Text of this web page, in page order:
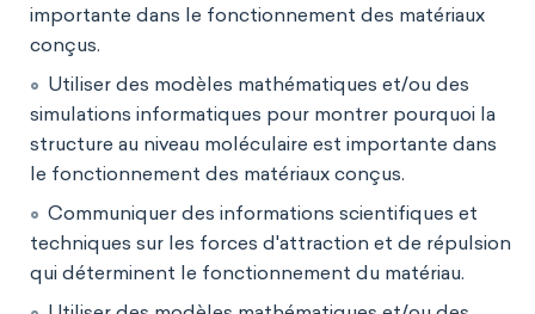
importante dans le fonctionnement des matériaux
conçus.
Utiliser des modèles mathématiques et/ou des
simulations informatiques pour montrer pourquoi la
structure au niveau moléculaire est importante dans
le fonctionnement des matériaux conçus.
Communiquer des informations scientifiques et
techniques sur les forces d'attraction et de répulsion
qui déterminent le fonctionnement du matériau.